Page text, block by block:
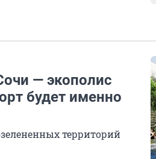
— экополис
будет именно
территорий